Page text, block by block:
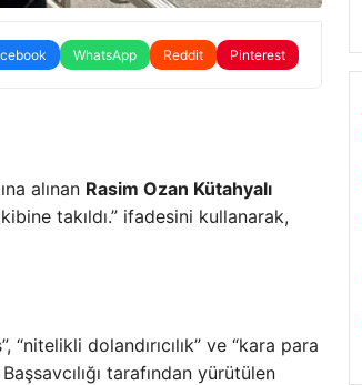
WhatsApp Reddit Pinterest
alınan Rasim Ozan Kütahyalı
takıldı.” ifadesini kullanarak,
dolandırıcılık” ve “kara para
tarafından yürütülen